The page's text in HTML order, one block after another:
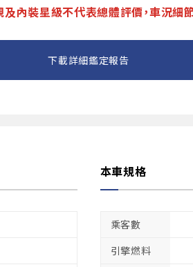
內裝星級不代表總體評價，車況細
下載詳細鑑定報告
本車規格
乘客數
引擎燃料